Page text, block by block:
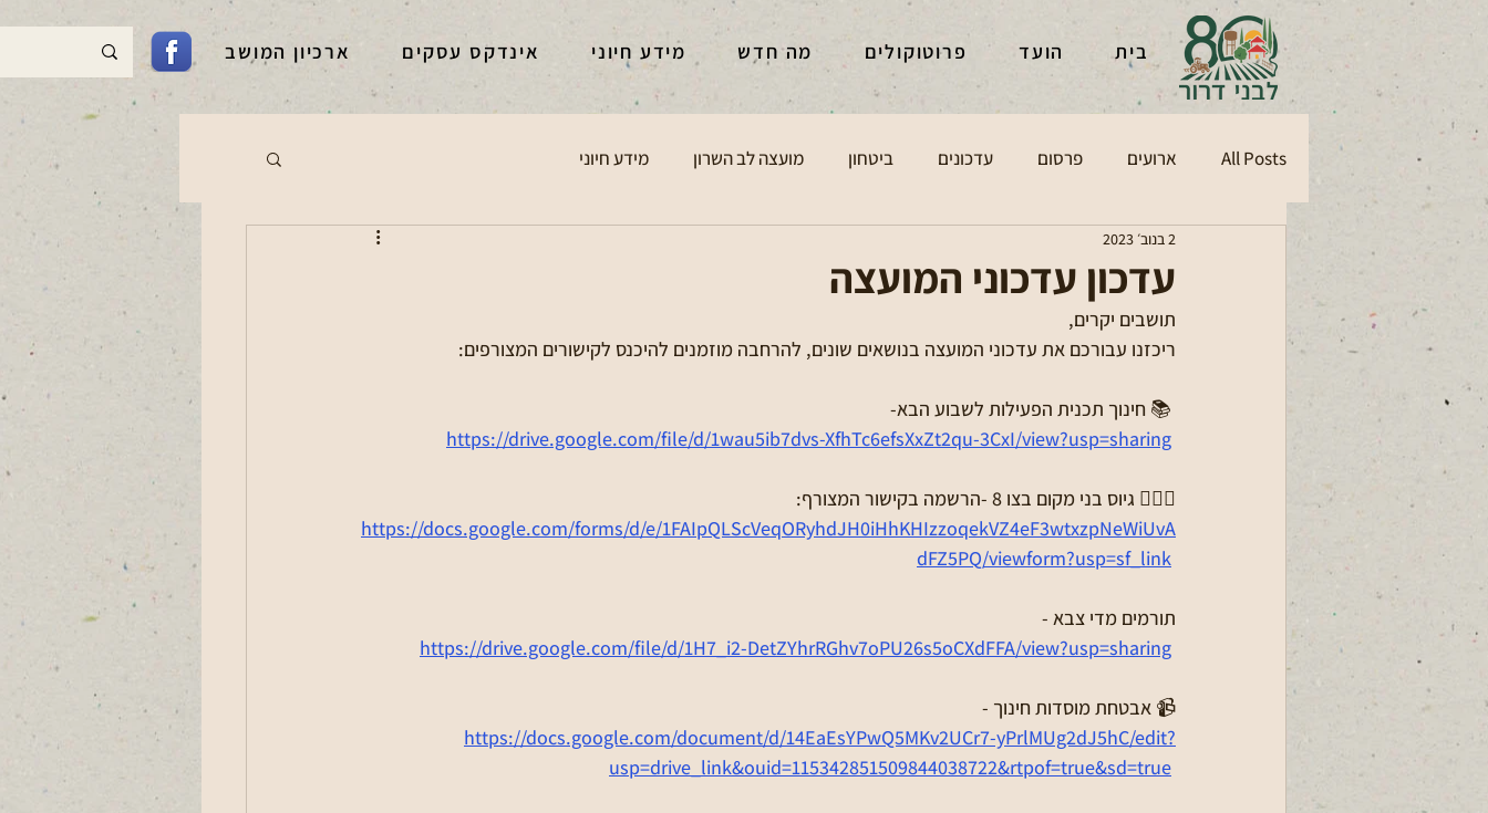
בית הועד פרוטוקולים מה חדש מידע חיוני אינדקס עסקים ארכיון המושב
All Posts ארועים פרסום עדכונים ביטחון מועצה לב השרון מידע חיוני
עדכון עדכוני המועצה
2 בנוב׳ 2023
תושבים יקרים,
ריכזנו עבורכם את עדכוני המועצה בנושאים שונים, להרחבה מוזמנים להיכנס לקישורים המצורפים:
https://drive.google.com/file/d/1wau5ib7dvs-XfhTc6efsXxZt2qu-3CxI/view?usp=sharing
👮🏻‍♂ גיוס בני מקום בצו 8 -הרשמה בקישור המצורף:
https://docs.google.com/forms/d/e/1FAIpQLScVeqORyhdJH0iHhKHIzzoqekVZ4eF3wtxzpNeWiUvA
dFZ5PQ/viewform?usp=sf_link
תורמים מדי צבא -
https://drive.google.com/file/d/1H7_i2-DetZYhrRGhv7oPU26s5oCXdFFA/view?usp=sharing
📹 אבטחת מוסדות חינוך -
https://docs.google.com/document/d/14EaEsYPwQ5MKv2UCr7-yPrlMUg2dJ5hC/edit?
usp=drive_link&ouid=115342851509844038722&rtpof=true&sd=true